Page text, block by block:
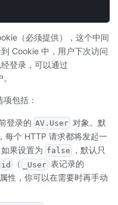
（必须提供），这个中间
Cookie 中，用户下次访问
登录，可以通过
包括：
登录的 AV.User 对象。默
，每个 HTTP 请求都将发起一
果设置为 false
，默认只
id （ _User表记录的
属性，你可以在需要时再手动